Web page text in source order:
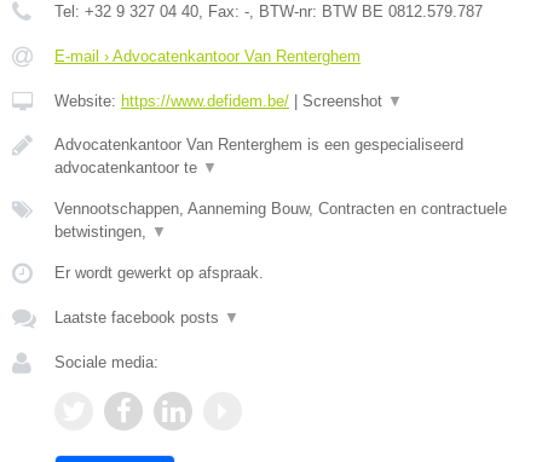
Tel: +32 9 327 04 40 , Fax: - , BTW-nr: BTW BE 0812.579.787
E-mail › Advocatenkantoor Van Renterghem
Website: https://www.defidem.be/ Screenshot ▼
Advocatenkantoor Van Renterghem is een gespecialiseerd
advocatenkantoor te ▼
Vennootschappen, Aanneming Bouw, Contracten en contractuele
betwistingen,
▼
Er wordt gewerkt op afspraak.
Laatste facebook posts ▼
Sociale media: